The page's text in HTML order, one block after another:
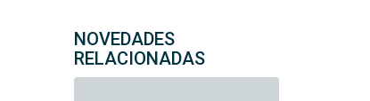
NOVEDADES
RELACIONADAS